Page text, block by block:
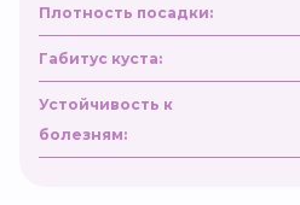
Плотность посадки:
Габитус куста:
Устойчивость к
болезням: